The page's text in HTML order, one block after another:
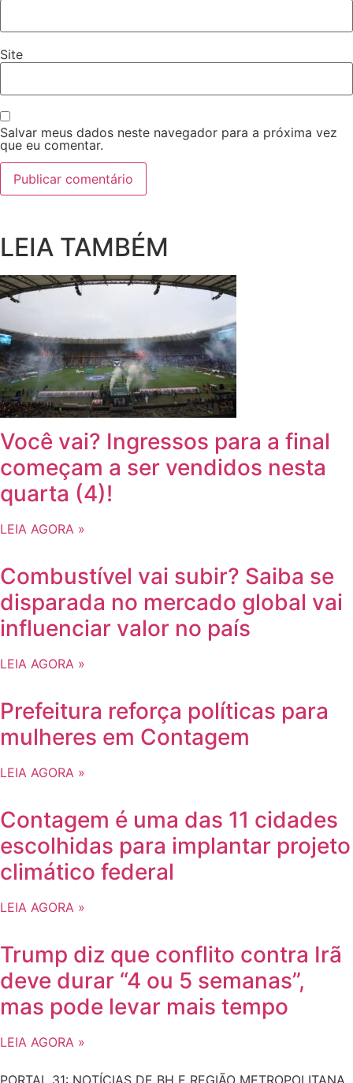
Site
Salvar meus dados neste navegador para a próxima vez
que eu comentar.
LEIA TAMBÉM
Você vai? Ingressos para a final
começam a ser vendidos nesta
quarta (4)!
LEIA AGORA »
Combustível vai subir? Saiba se
disparada no mercado global vai
influenciar valor no país
LEIA AGORA »
Prefeitura reforça políticas para
mulheres em Contagem
LEIA AGORA »
Contagem é uma das 11 cidades
escolhidas para implantar projeto
climático federal
LEIA AGORA »
Trump diz que conflito contra Irã
deve durar “4 ou 5 semanas”,
mas pode levar mais tempo
LEIA AGORA »
PORTAL 31: NOTÍCIAS DE BH E REGIÃO METROPOLITANA